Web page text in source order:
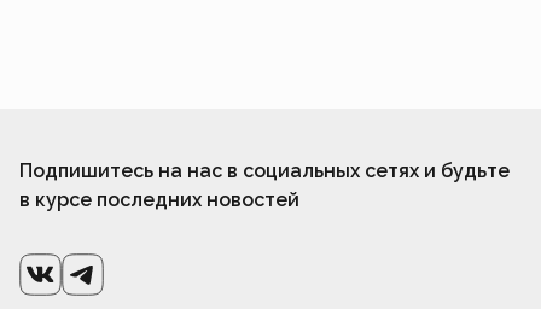
Подпишитесь на нас в социальных сетях и будьте
в курсе последних новостей